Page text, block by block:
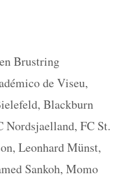
Brustring
de Viseu,
, Blackburn
Nordsjaelland, FC St.
, Leonhard Münst,
Sankoh, Momo